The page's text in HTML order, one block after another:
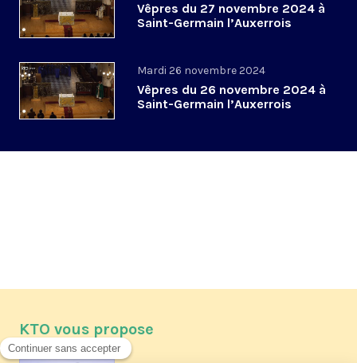
Vêpres du 27 novembre 2024 à
Saint-Germain l’Auxerrois
Mardi 26 novembre 2024
Vêpres du 26 novembre 2024 à
Saint-Germain l’Auxerrois
KTO vous propose